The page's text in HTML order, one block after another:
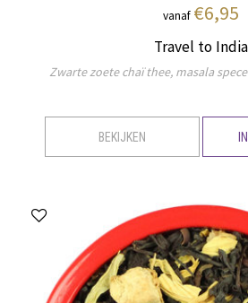
vanaf €6,95
Travel to India
Zwarte zoete chaï thee, masala
BEKIJKEN